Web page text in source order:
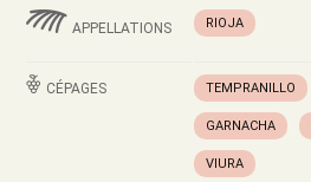
APPELLATIONS RIOJA
CÉPAGES TEMPRANILLO
GARNACHA
VIURA